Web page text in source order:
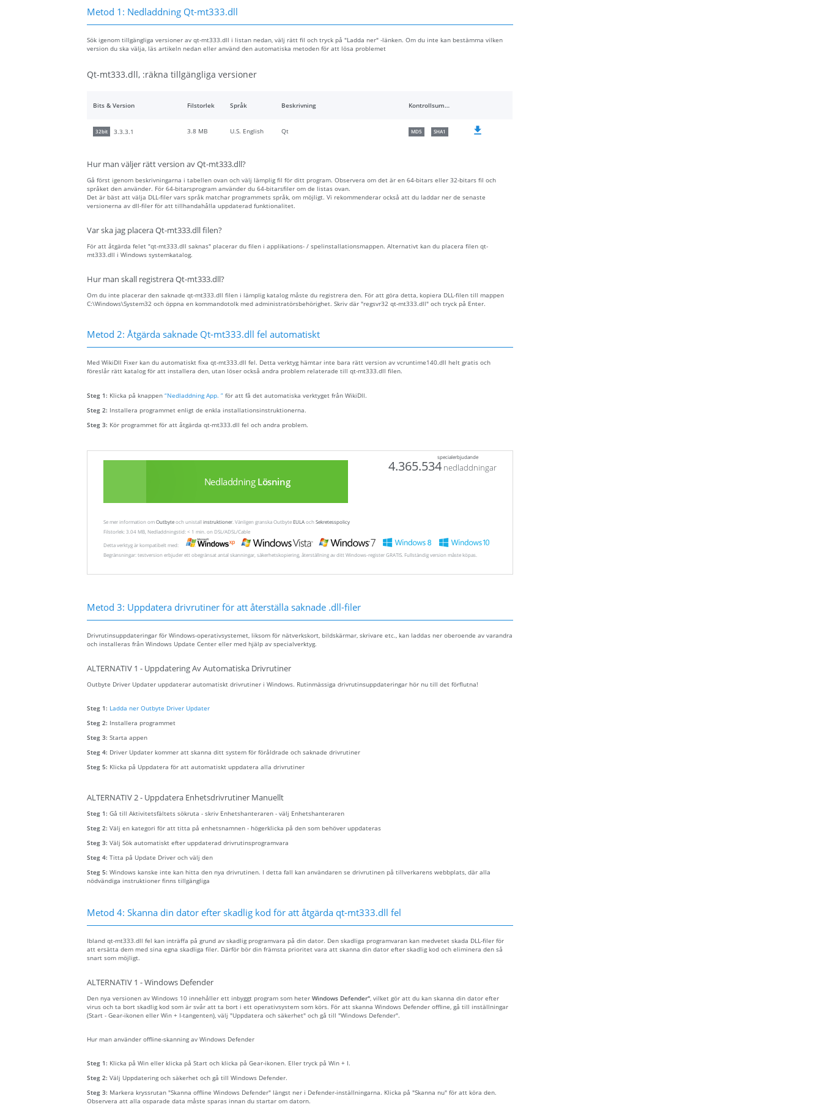
Metod 1: Nedladdning Qt-mt333.dll
Sök igenom tillgängliga versioner av qt-mt333.dll i listan nedan, välj rätt fil och tryck på "Ladda ner" -länken. Om du inte kan bestämma vilken
version du ska välja, läs artikeln nedan eller använd den automatiska metoden för att lösa problemet
Qt-mt333.dll, :räkna tillgängliga versioner
Bits & Version Filstorlek Språk Beskrivning Kontrollsummor
32bit 3.3.3.1 3.8 MB U.S. English Qt MD5 SHA1
Hur man väljer rätt version av Qt-mt333.dll?
Gå först igenom beskrivningarna i tabellen ovan och välj lämplig fil för ditt program. Observera om det är en 64-bitars eller 32-bitars fil och
språket den använder. För 64-bitarsprogram använder du 64-bitarsfiler om de listas ovan.
Det är bäst att välja DLL-filer vars språk matchar programmets språk, om möjligt. Vi rekommenderar också att du laddar ner de senaste
versionerna av dll-filer för att tillhandahålla uppdaterad funktionalitet.
Var ska jag placera Qt-mt333.dll filen?
För att åtgärda felet "qt-mt333.dll saknas" placerar du filen i applikations- / spelinstallationsmappen. Alternativt kan du placera filen qt-
mt333.dll i Windows systemkatalog.
Hur man skall registrera Qt-mt333.dll?
Om du inte placerar den saknade qt-mt333.dll filen i lämplig katalog måste du registrera den. För att göra detta, kopiera DLL-filen till mappen
C:\Windows\System32 och öppna en kommandotolk med administratörsbehörighet. Skriv där "regsvr32 qt-mt333.dll" och tryck på Enter.
Metod 2: Åtgärda saknade Qt-mt333.dll fel automatiskt
Med WikiDll Fixer kan du automatiskt fixa qt-mt333.dll fel. Detta verktyg hämtar inte bara rätt version av vcruntime140.dll helt gratis och
föreslår rätt katalog för att installera den, utan löser också andra problem relaterade till qt-mt333.dll filen.
Steg 1: Klicka på knappen “Nedladdning App. ” för att få det automatiska verktyget från WikiDll.
Steg 2: Installera programmet enligt de enkla installationsinstruktionerna.
Steg 3: Kör programmet för att åtgärda qt-mt333.dll fel och andra problem.
specialerbjudande
Nedladdning Lösning
4.365.534 nedladdningar
Se mer information omOutbyteoch unistallinstruktioner . Vänligen granska OutbyteEULAochSekretesspolicy
Filstorlek: 3.04 MB, Nedladdningstid: < 1 min. on DSL/ADSL/Cable
Detta verktyg är kompatibelt med:
Begränsningar: testversion erbjuder ett obegränsat antal skanningar, säkerhetskopiering, återställning av ditt Windows-register GRATIS. Fullständig version måste köpas.
Metod 3: Uppdatera drivrutiner för att återställa saknade .dll-filer
Drivrutinsuppdateringar för Windows-operativsystemet, liksom för nätverkskort, bildskärmar, skrivare etc., kan laddas ner oberoende av varandra
och installeras från Windows Update Center eller med hjälp av specialverktyg.
ALTERNATIV 1 - Uppdatering Av Automatiska Drivrutiner
Outbyte Driver Updater uppdaterar automatiskt drivrutiner i Windows. Rutinmässiga drivrutinsuppdateringar hör nu till det förflutna!
Steg 1: Ladda ner Outbyte Driver Updater
Steg 2: Installera programmet
Steg 3: Starta appen
Steg 4: Driver Updater kommer att skanna ditt system för föråldrade och saknade drivrutiner
Steg 5: Klicka på Uppdatera för att automatiskt uppdatera alla drivrutiner
ALTERNATIV 2 - Uppdatera Enhetsdrivrutiner Manuellt
Steg 1: Gå till Aktivitetsfältets sökruta - skriv Enhetshanteraren - välj Enhetshanteraren
Steg 2: Välj en kategori för att titta på enhetsnamnen - högerklicka på den som behöver uppdateras
Steg 3: Välj Sök automatiskt efter uppdaterad drivrutinsprogramvara
Steg 4: Titta på Update Driver och välj den
Steg 5: Windows kanske inte kan hitta den nya drivrutinen. I detta fall kan användaren se drivrutinen på tillverkarens webbplats, där alla
nödvändiga instruktioner finns tillgängliga
Metod 4: Skanna din dator efter skadlig kod för att åtgärda qt-mt333.dll fel
Ibland qt-mt333.dll fel kan inträffa på grund av skadlig programvara på din dator. Den skadliga programvaran kan medvetet skada DLL-filer för
att ersätta dem med sina egna skadliga filer. Därför bör din främsta prioritet vara att skanna din dator efter skadlig kod och eliminera den så
snart som möjligt.
ALTERNATIV 1 - Windows Defender
Den nya versionen av Windows 10 innehåller ett inbyggt program som heter Windows Defender", vilket gör att du kan skanna din dator efter
virus och ta bort skadlig kod som är svår att ta bort i ett operativsystem som körs. För att skanna Windows Defender offline, gå till inställningar
(Start - Gear-ikonen eller Win + I-tangenten), välj "Uppdatera och säkerhet" och gå till "Windows Defender".
Hur man använder offline-skanning av Windows Defender
Steg 1: Klicka på Win eller klicka på Start och klicka på Gear-ikonen. Eller tryck på Win + I.
Steg 2: Välj Uppdatering och säkerhet och gå till Windows Defender.
Steg 3: Markera kryssrutan "Skanna offline Windows Defender" längst ner i Defender-inställningarna. Klicka på "Skanna nu" för att köra den.
Observera att alla osparade data måste sparas innan du startar om datorn.